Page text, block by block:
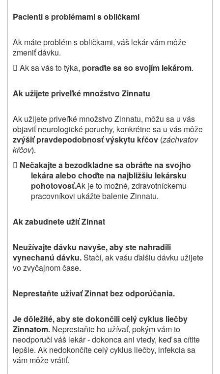
Pacienti s problémami s obličkami
Ak máte problém s obličkami, váš lekár vám môže
zmeniť dávku.
 Ak sa vás to týka, poraďte sa so svojím lekárom.
Ak užijete priveľké množstvo Zinnatu
Ak užijete priveľké množstvo Zinnatu, môžu sa u vás
objaviť neurologické poruchy, konkrétne sa u vás môže
zvýšiť pravdepodobnosť výskytu kŕčov (záchvatov
kŕčov).
 Nečakajte a bezodkladne sa obráťte na svojho
lekára alebo choďte na najbližšiu lekársku
pohotovosť.Ak je to možné, zdravotníckemu
pracovníkovi ukážte balenie Zinnatu.
Ak zabudnete užiť Zinnat
Neužívajte dávku navyše, aby ste nahradili
vynechanú dávku.Stačí, ak vašu ďalšiu dávku užijete
vo zvyčajnom čase.
Neprestaňte užívať Zinnat bez odporúčania.
Je dôležité, aby ste dokončili celý cyklus liečby
Zinnatom. Neprestaňte ho užívať, pokým vám to
neodporučí váš lekár‑ dokonca ani vtedy, keď sa cítite
lepšie. Ak nedokončíte celý cyklus liečby, infekcia sa
vám môže vrátiť.